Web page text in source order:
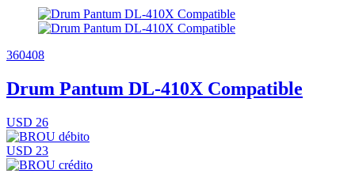
360408
Drum Pantum DL-410X Compatible
USD 26
USD 23